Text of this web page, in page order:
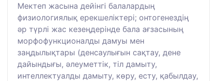
Мектеп жасына дейінгі балалардың
физиологиялық ерекшеліктері; онтогенездің
әр түрлі жас кезеңдерінде бала ағзасының
морфофункционалды дамуы мен
заңдылықтары (денсаулығын сақтау, дене
дайындығы, әлеуметтік, тіл дамыту,
интеллектуалды дамыту, көру, есту, қабылдау,